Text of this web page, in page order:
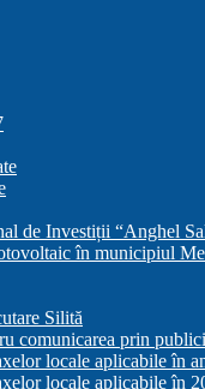
de Investiții “Anghel
în municipiul
Silită
comunicarea prin
locale aplicabile în
locale aplicabile în